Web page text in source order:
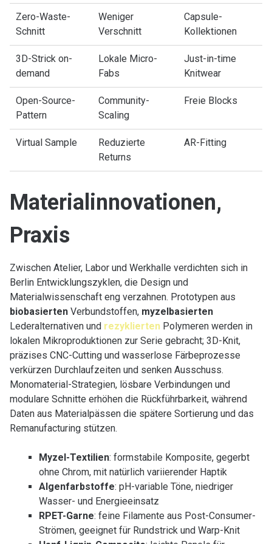
Zero-Waste-
Schnitt
Weniger
Verschnitt
Capsule-
Kollektionen
3D-Strick on-
demand
Lokale Micro-
Fabs
Just-in-time
Knitwear
Open-Source-
Pattern
Community-
Scaling
Freie Blocks
Virtual Sample
Reduzierte
Returns
AR-Fitting
Materialinnovationen,
Praxis
Zwischen Atelier, Labor und Werkhalle verdichten sich in
Berlin Entwicklungszyklen, die Design und
Materialwissenschaft eng verzahnen. Prototypen aus
biobasiertenVerbundstoffen, myzelbasierten
Lederalternativen und rezykliertenPolymeren werden in
lokalen Mikroproduktionen zur Serie gebracht; 3D-Knit,
präzises CNC-Cutting und wasserlose Färbeprozesse
verkürzen Durchlaufzeiten und senken Ausschuss.
Monomaterial-Strategien, lösbare Verbindungen und
modulare Schnitte erhöhen die Rückführbarkeit, während
Daten aus Materialpässen die spätere Sortierung und das
Remanufacturing stützen.
Myzel-Textilien: formstabile Komposite, gegerbt
ohne Chrom, mit natürlich variierender Haptik
Algenfarbstoffe: pH-variable Töne, niedriger
Wasser- und Energieeinsatz
RPET-Garne: feine Filamente aus Post-Consumer-
Strömen, geeignet für Rundstrick und Warp-Knit